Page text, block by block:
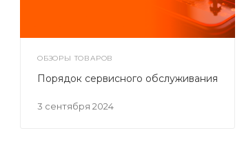
ОБЗОРЫ ТОВАРОВ
3 сентября 2024
Порядок сервисного обслуживания